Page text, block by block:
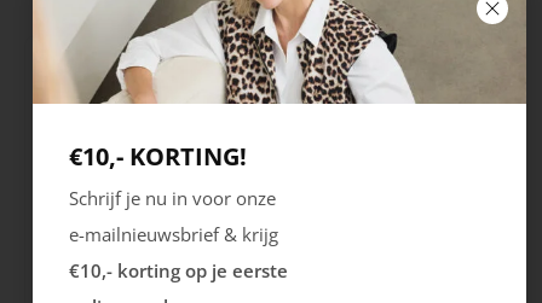
€10,- KORTING!
Schrijf je nu in voor onze
e-mailnieuwsbrief & krijg
€10,- korting op je eerste